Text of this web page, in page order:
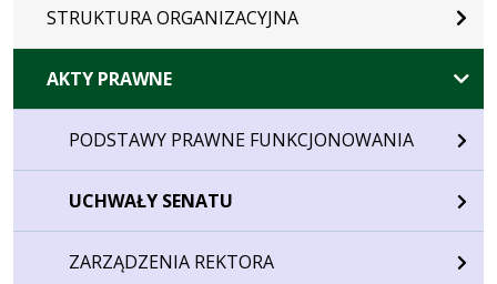
STRUKTURA ORGANIZACYJNA
AKTY PRAWNE
PODSTAWY PRAWNE FUNKCJONOWANIA
UCHWAŁY SENATU
ZARZĄDZENIA REKTORA